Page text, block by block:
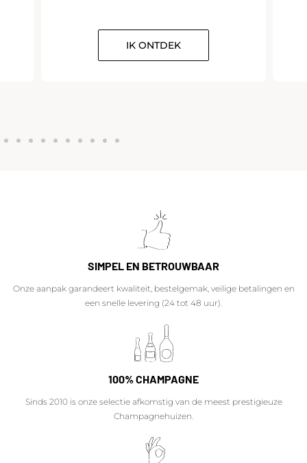
IK ONTDEK
SIMPEL EN BETROUWBAAR
Onze aanpak garandeert kwaliteit, bestelgemak, veilige betalingen en
een snelle levering (24 tot 48 uur).
100% CHAMPAGNE
Sinds 2010 is onze selectie afkomstig van de meest prestigieuze
Champagnehuizen.